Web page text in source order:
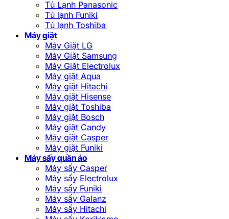
Tủ Lạnh Panasonic
Tủ lạnh Funiki
Tủ lạnh Toshiba
Máy giặt
Máy Giặt LG
Máy Giặt Samsung
Máy Giặt Electrolux
Máy giặt Aqua
Máy giặt Hitachi
Máy giặt Hisense
Máy giặt Toshiba
Máy giặt Bosch
Máy giặt Candy
Máy giặt Casper
Máy giặt Funiki
Máy sấy quần áo
Máy sấy Casper
Máy sấy Electrolux
Máy sấy Funiki
Máy sấy Galanz
Máy sấy Hitachi